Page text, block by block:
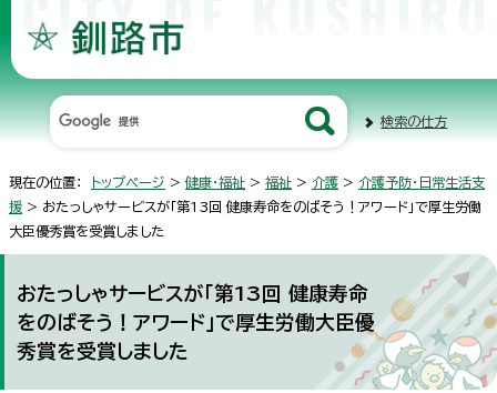
検索の仕方
現在の位置： トップページ > 健康・福祉 > 福祉 > 介護 > 介護予防・日常生活支
援 > おたっしゃサービスが「第13回 健康寿命をのばそう！アワード」で厚生労働
大臣優秀賞を受賞しました
おたっしゃサービスが「第13回 健康寿命
をのばそう！アワード」で厚生労働大臣優
秀賞を受賞しました